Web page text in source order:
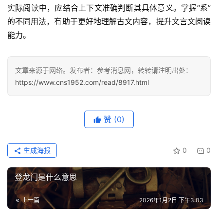
表
快
更
多
页
实际阅读中，应结合上下文准确判断其具体意义。掌握“系”
的不同用法，有助于更好地理解古文内容，提升文言文阅读
能力。
文章来源于网络。发布者：参考消息网，转转请注明出处：
https://www.cns1952.com/read/8917.html
赞 (0)
0 0
生成海报
登龙门是什么意思
上一篇 2026年1月2日 下午3:03